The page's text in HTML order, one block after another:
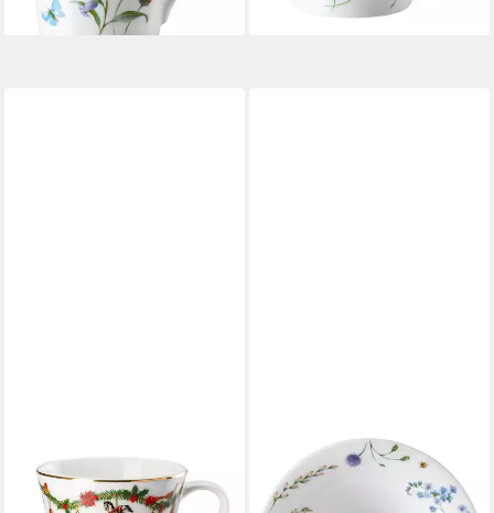
lieferbar - in 2-3 Werktagen bei dir lieferbar - in 2-3 Werktagen bei dir
HUTSCHENREUTHER
Tasse Nora Christmas
Tee-/Cappuccino Obertasse
HUTSCHENREUTHER
Schale Nora Vibes
Multifunktionsschale 20 cm,